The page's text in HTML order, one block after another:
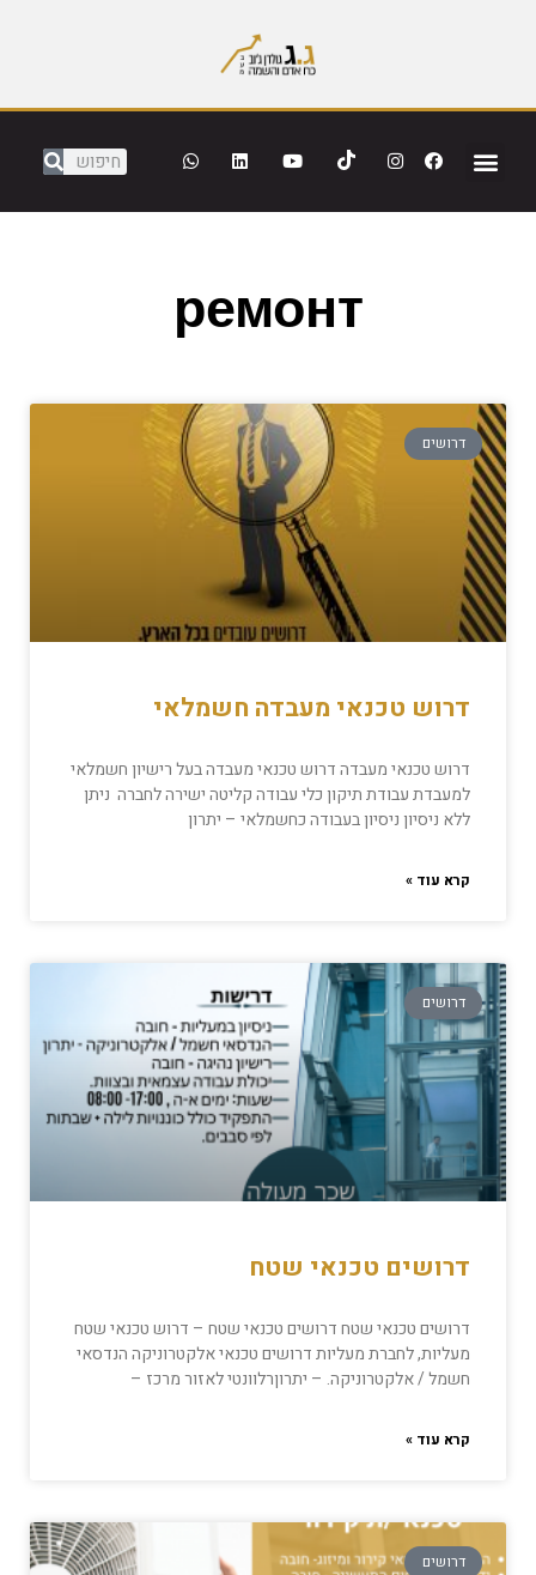
ремонт
דרושים
דרוש טכנאי מעבדה חשמלאי
דרוש טכנאי מעבדה דרוש טכנאי מעבדה בעל רישיון חשמלאי
למעבדת עבודת תיקון כלי עבודה קליטה ישירה לחברה ניתן
ללא ניסיון ניסיון בעבודה כחשמלאי – יתרון
קרא עוד »
דרושים
דרושים טכנאי שטח
דרושים טכנאי שטח דרושים טכנאי שטח – דרוש טכנאי שטח
מעליות, לחברת מעליות דרושים טכנאי אלקטרוניקה הנדסאי
חשמל / אלקטרוניקה. – יתרוןרלוונטי לאזור מרכז –
קרא עוד »
דרושים